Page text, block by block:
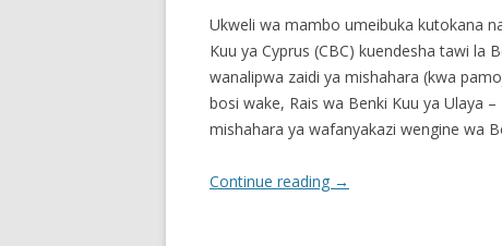
Ukweli wa mambo umeibuka kutokana
Kuu ya Cyprus (CBC) kuendesha tawi la
wanalipwa zaidi ya mishahara (kwa
bosi wake, Rais wa Benki Kuu ya Ulaya
mishahara ya wafanyakazi wengine wa
Continue reading →